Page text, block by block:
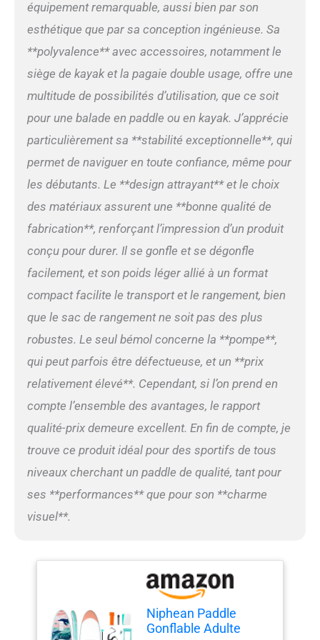
haute qualité, offrant de
que de nombreux paddle
gonflable avec siège en
up paddle gonflable
conserve sa forme, sa
dans le temps, assurant
une fiabilité durable pour les
adolescents. Idéal comme
cadeau femme ou cadeau
Système D’Aileron Breveté
Pour Une Trajectoire
Optimale】: L’aileron
StabilTrac des planches de
stand up paddle gonflables
Niphean améliore la tenue
de cap, réduit les
oscillations et limite les
chutes. Cette conception
rend cette planche de surf
idéale pour les débutants,
tout en offrant une glisse
fluide et un contrôle précis
aux experts sur les lacs,
rivières et zones côtières.
inégalée et d'une
performance durable lors
【Kit Complet Prêt À
Niphean. Inclus : 1 pagaie
réglable, 1 siège, 3 ailerons
+ 1 StabilTrac, 1 leash, 1
pompe, 1 sac à dos paddle
board, 1 sac étanche, 1 kit
de réparation et 3 notices.
équipement remarquable, aussi bien par son
esthétique que par sa conception ingénieuse. Sa
**polyvalence** avec accessoires, notamment le
siège de kayak et la pagaie double usage, offre une
multitude de possibilités d’utilisation, que ce soit
pour une balade en paddle ou en kayak. J’apprécie
particulièrement sa **stabilité exceptionnelle**, qui
permet de naviguer en toute confiance, même pour
les débutants. Le **design attrayant** et le choix
des matériaux assurent une **bonne qualité de
fabrication**, renforçant l’impression d’un produit
conçu pour durer. Il se gonfle et se dégonfle
facilement, et son poids léger allié à un format
compact facilite le transport et le rangement, bien
que le sac de rangement ne soit pas des plus
robustes. Le seul bémol concerne la **pompe**,
qui peut parfois être défectueuse, et un **prix
relativement élevé**. Cependant, si l’on prend en
compte l’ensemble des avantages, le rapport
qualité-prix demeure excellent. En fin de compte, je
trouve ce produit idéal pour des sportifs de tous
niveaux cherchant un paddle de qualité, tant pour
ses **performances** que pour son **charme
visuel**.
Niphean Paddle
Gonflable Adulte